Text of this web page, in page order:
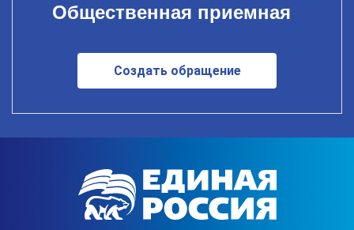
Общественная приемная
Создать обращение